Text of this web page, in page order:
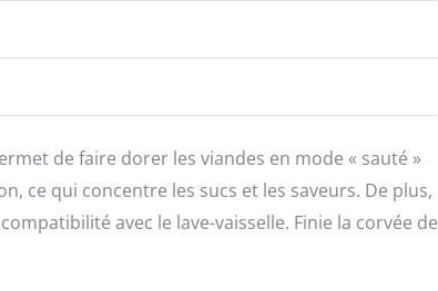
de faire dorer les viandes en mode « sauté »
ce qui concentre les sucs et les saveurs. De plus,
avec le lave-vaisselle. Finie la corvée de